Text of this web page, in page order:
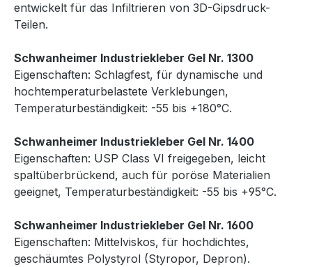
entwickelt für das Infiltrieren von 3D-Gipsdruck-
Teilen.
Schwanheimer Industriekleber Gel Nr. 1300
Eigenschaften: Schlagfest, für dynamische und
hochtemperaturbelastete Verklebungen,
Temperaturbeständigkeit: -55 bis +180°C.
Schwanheimer Industriekleber Gel Nr. 1400
Eigenschaften: USP Class VI freigegeben, leicht
spaltüberbrückend, auch für poröse Materialien
geeignet, Temperaturbeständigkeit: -55 bis +95°C.
Schwanheimer Industriekleber Gel Nr. 1600
Eigenschaften: Mittelviskos, für hochdichtes,
geschäumtes Polystyrol (Styropor, Depron).